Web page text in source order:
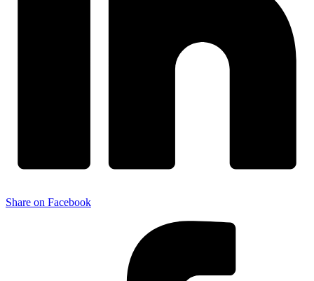
Share on Facebook